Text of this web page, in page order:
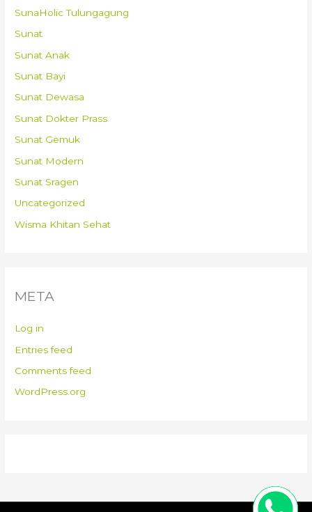
SunaHolic Tulungagung
Sunat
Sunat Anak
Sunat Bayi
Sunat Dewasa
Sunat Dokter Prass
Sunat Gemuk
Sunat Modern
Sunat Sragen
Uncategorized
Wisma Khitan Sehat
META
Log in
Entries feed
Comments feed
WordPress.org